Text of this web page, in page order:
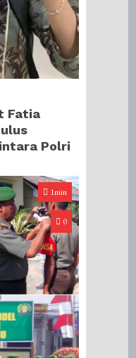
Fatia
Polri
1min
0